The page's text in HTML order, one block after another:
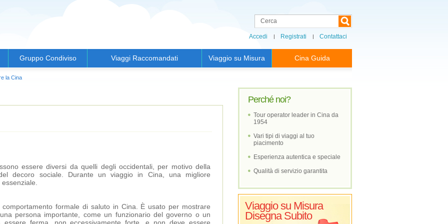
Accedi Registrati Contattaci
Gruppo Condiviso Viaggi Raccomandati Viaggio su Misura Cina Guida
la Cina
Perché noi?
Tour operator leader in Cina da
1954
Vari tipi di viaggi al tuo
piacimento
Esperienza autentica e speciale
Qualità di servizio garantita
Viaggio su Misura
Disegna Subito
essere diversi da quelli degli occidentali, per motivo della
decoro sociale. Durante un viaggio in Cina, una migliore
formale di saluto in Cina. È usato per mostrare
persona importante, come un funzionario del governo o un